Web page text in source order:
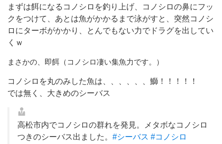
まずは餌になるコノシロを釣り上げ、コノシロの鼻にフッ
クをつけて、あとは魚がかかるまで泳がすと、突然コノシ
ロにターボがかかり、とんでもない力でドラグを出してい
くｗ
まさかの、即餌（コノシロ凄い集魚力です。）
コノシロを丸のみした魚は、、、、、、鰤！！！！！
では無く、大きめのシーバス
高松市内でコノシロの群れを発見。メタボなコノシロ
つきのシーバス出ました。 #シーバス #コノシロ